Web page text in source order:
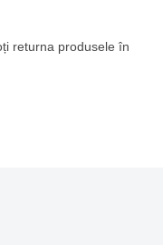
returna produsele în